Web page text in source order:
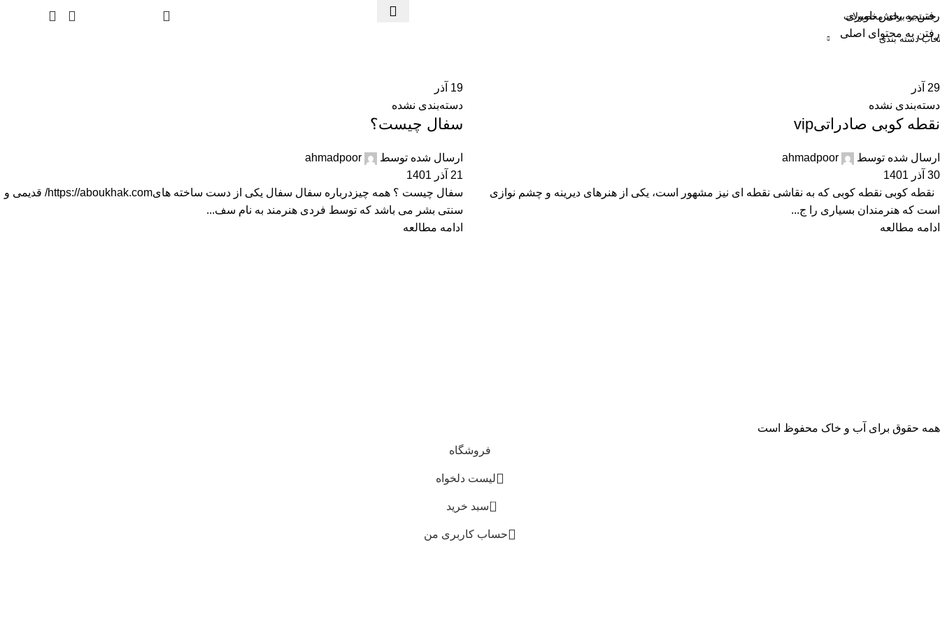
رفتن به بخش ناوبری
رفتن به محتوای اصلی
دسته بندی
اصلی فروشگاه
29 آذر
دسته‌بندی نشده
نقطه کوبی صادراتیvip
ارسال شده توسط
ahmadpoor
30 آذر 1401
نقطه کوبی نقطه کوبی که به نقاشی نقطه ای نیز مشهور است، یکی از هنرهای دیرینه و چشم نوازی
است که هنرمندان بسیاری را ج...
ادامه مطالعه
19 آذر
دسته‌بندی نشده
سفال چیست؟
ارسال شده توسط
ahmadpoor
21 آذر 1401
سفال چیست ؟ همه چیزدرباره سفال سفال یکی از دست ساخته هایhttps://aboukhak.com/ قدیمی و
سنتی بشر می باشد که توسط فردی هنرمند به نام سف...
ادامه مطالعه
همه حقوق برای آب و خاک محفوظ است
فروشگاه
لیست دلخواه
0 سبد خرید
حساب کاربری من